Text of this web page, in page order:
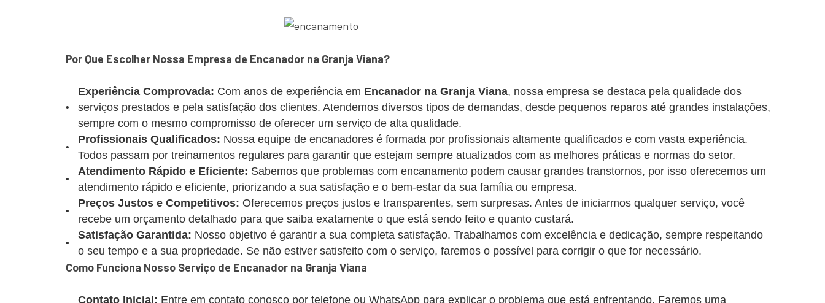
Por Que Escolher Nossa Empresa de Encanador na Granja Viana?
Experiência Comprovada: Com anos de experiência em Encanador na Granja Viana, nossa empresa se destaca pela qualidade dos
serviços prestados e pela satisfação dos clientes. Atendemos diversos tipos de demandas, desde pequenos reparos até grandes instalações,
sempre com o mesmo compromisso de oferecer um serviço de alta qualidade.
Profissionais Qualificados: Nossa equipe de encanadores é formada por profissionais altamente qualificados e com vasta experiência.
Todos passam por treinamentos regulares para garantir que estejam sempre atualizados com as melhores práticas e normas do setor.
Atendimento Rápido e Eficiente: Sabemos que problemas com encanamento podem causar grandes transtornos, por isso oferecemos um
atendimento rápido e eficiente, priorizando a sua satisfação e o bem-estar da sua família ou empresa.
Preços Justos e Competitivos: Oferecemos preços justos e transparentes, sem surpresas. Antes de iniciarmos qualquer serviço, você
recebe um orçamento detalhado para que saiba exatamente o que está sendo feito e quanto custará.
Satisfação Garantida: Nosso objetivo é garantir a sua completa satisfação. Trabalhamos com excelência e dedicação, sempre respeitando
o seu tempo e a sua propriedade. Se não estiver satisfeito com o serviço, faremos o possível para corrigir o que for necessário.
Como Funciona Nosso Serviço de Encanador na Granja Viana
Contato Inicial: Entre em contato conosco por telefone ou WhatsApp para explicar o problema que está enfrentando. Faremos uma